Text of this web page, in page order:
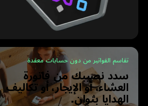
تقاسم الفواتير من دون حسابات معقدة
سدد نصيبك من فاتورة
العشاء، أو الإيجار، أو تكاليف
الهدايا بثوانٍ.